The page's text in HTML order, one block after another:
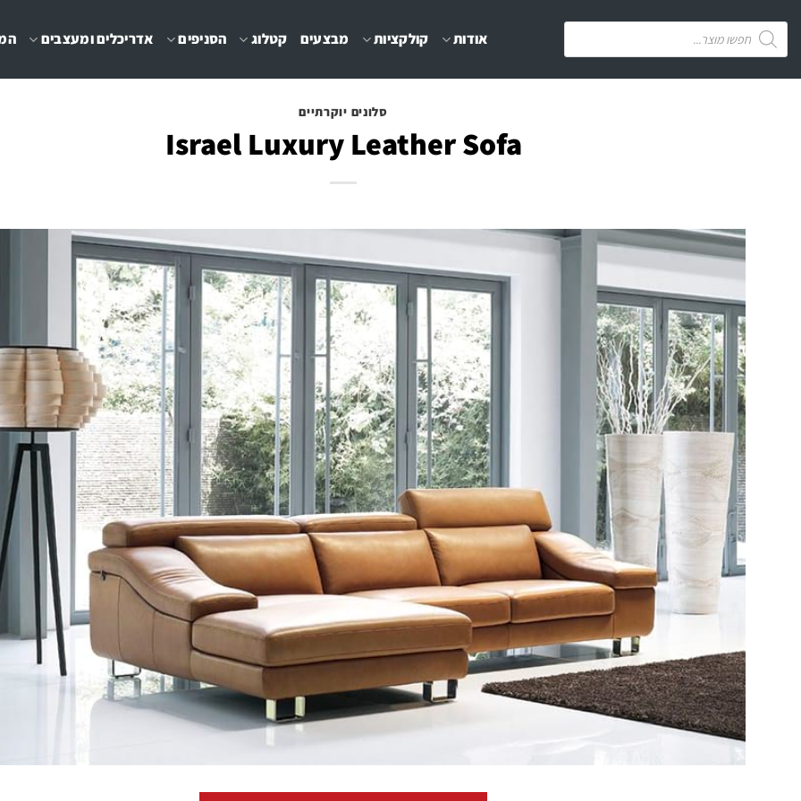
אודות קולקציות מבצעים קטלוג הסניפים אדריכלים ומעצבים
Products
search
סלונים יוקרתיים
Israel Luxury Leather Sofa